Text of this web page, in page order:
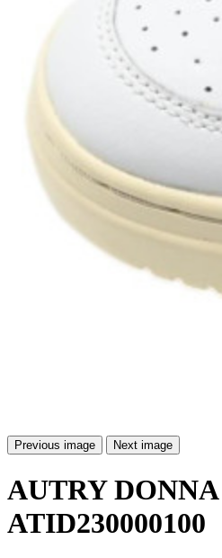
Previous image Next image
AUTRY
ATID230000100